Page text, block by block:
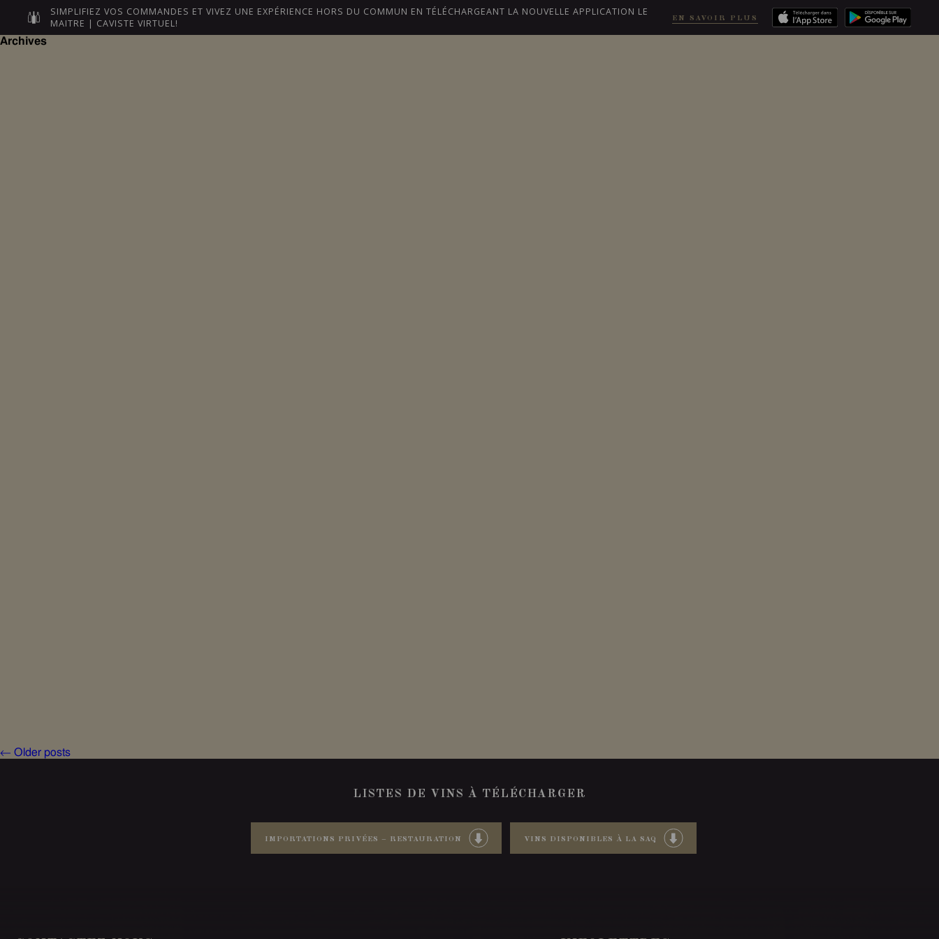
SIMPLIFIEZ VOS COMMANDES ET VIVEZ UNE EXPÉRIENCE HORS DU COMMUN EN TÉLÉCHARGEANT LA NOUVELLE APPLICATION LE
MAITRE | CAVISTE VIRTUEL!
EN SAVOIR PLUS
NOS MAÎTRES LEURS VINS BLOGUE NOTRE HISTOIRE ONTARIO EN COMMANDER
Archives
← Older posts
LISTES DE VINS À TÉLÉCHARGER
IMPORTATIONS PRIVÉES – RESTAURATION VINS DISPONIBLES À LA SAQ